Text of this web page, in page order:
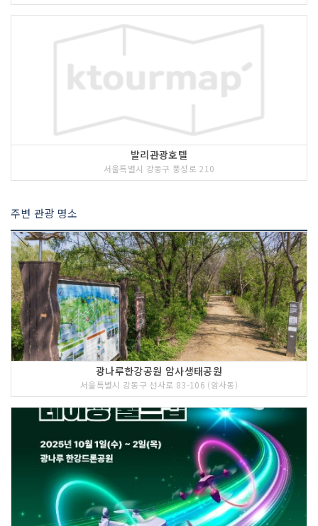
발리관광호텔
서울특별시 강동구 풍성로 210
주변 관광 명소
광나루한강공원 암사생태공원
서울특별시 강동구 선사로 83-106 (암사동)